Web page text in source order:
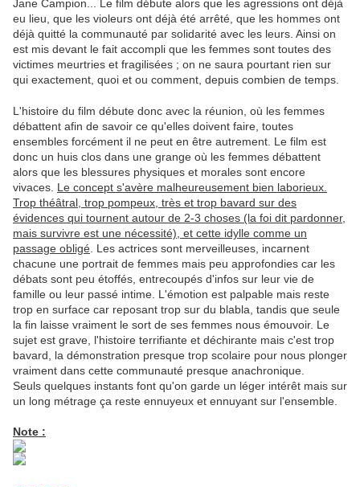
Jane Campion... Le film débute alors que les agressions ont déjà
eu lieu, que les violeurs ont déjà été arrêté, que les hommes ont
déjà quitté la communauté par solidarité avec les leurs. Ainsi on
est mis devant le fait accompli que les femmes sont toutes des
victimes meurtries et fragilisées ; on ne saura pourtant rien sur
qui exactement, quoi et ou comment, depuis combien de temps.
L'histoire du film débute donc avec la réunion, où les femmes
débattent afin de savoir ce qu'elles doivent faire, toutes
ensembles forcément il ne peut en être autrement. Le film est
donc un huis clos dans une grange où les femmes débattent
alors que les blessures physiques et morales sont encore
vivaces. Le concept s'avère malheureusement bien laborieux.
Trop théâtral, trop pompeux, très et trop bavard sur des
évidences qui tournent autour de 2-3 choses (la foi dit pardonner,
mais survivre est une nécessité), et cette idylle comme un
passage obligé . Les actrices sont merveilleuses, incarnent
chacune une portrait de femmes mais peu approfondies car les
débats sont peu étoffés, entrecoupés d'infos sur leur vie de
famille ou leur passé intime. L'émotion est palpable mais reste
trop en surface car reposant trop sur du blabla, tandis que seule
la fin laisse vraiment le sort de ses femmes nous émouvoir. Le
sujet est grave, l'histoire terrifiante et déchirante mais c'est trop
bavard, la démonstration presque trop scolaire pour nous plonger
vraiment dans cette communauté presque anachronique.
Seuls quelques instants font qu'on garde un léger intérêt mais sur
un long métrage ça reste ennuyeux et ennuyant sur l'ensemble.
Note :